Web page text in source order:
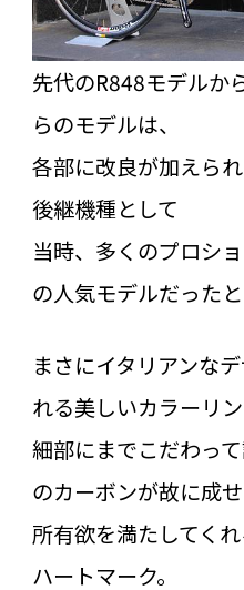
先代のR848モデルか
らのモデルは、
各部に改良が加えら
後継機種として
当時、多くのプロシ
の人気モデルだったと
まさにイタリアンな
れる美しいカラーリン
細部にまでこだわっ
のカーボンが故に成せ
所有欲を満たしてく
ハートマーク。